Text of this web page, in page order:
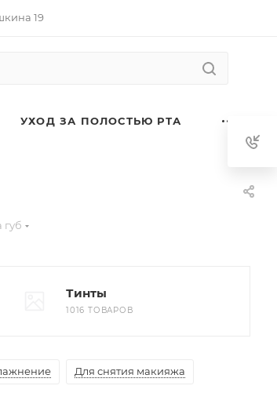
19
УХОД ЗА ПОЛОСТЬЮ РТА
губ
Тинты
1016 ТОВАРОВ
Для снятия макияжа